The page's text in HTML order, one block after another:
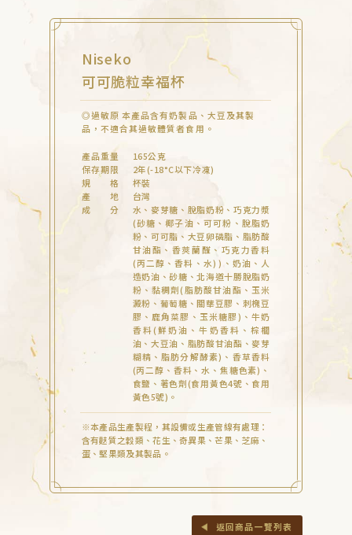
返回商品一覽列表
Niseko
可可脆粒幸福杯
◎過敏原 本產品含有奶製品、大豆及其製
品，不適合其過敏體質者食用。
產品重量
165公克
保存期限
2年(-18°C以下冷凍)
規 格
杯裝
產 地
台灣
成 分
水、麥芽糖、脫脂奶粉、巧克力漿
(砂糖、椰子油、可可粉、脫脂奶
粉、可可脂、大豆卵磷脂、脂肪酸
甘油酯、香莢蘭醛、巧克力香料
(丙二醇、香料、水) )、奶油、人
造奶油、砂糖、北海道十勝脫脂奶
粉、黏稠劑(脂肪酸甘油酯、玉米
澱粉、葡萄糖、關華豆膠、刺槐豆
膠、鹿角菜膠、玉米糖膠)、牛奶
香料(鮮奶油、牛奶香料、棕櫚
油、大豆油、脂肪酸甘油酯、麥芽
糊精、脂肪分解酵素)、香草香料
(丙二醇、香料、水、焦糖色素)、
食鹽、著色劑(食用黃色4號、食用
黃色5號)。
本產品生產製程，其設備或生產管線有處理：
含有麩質之穀類、花生、奇異果、芒果、芝麻、
蛋、堅果類及其製品。